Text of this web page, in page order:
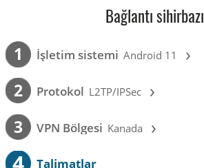
Bağlantı sihirbazı
1 İşletim sistemi Android 11 ›
2 Protokol L2TP/IPSec ›
3 VPN Bölgesi Kanada ›
Talimatlar